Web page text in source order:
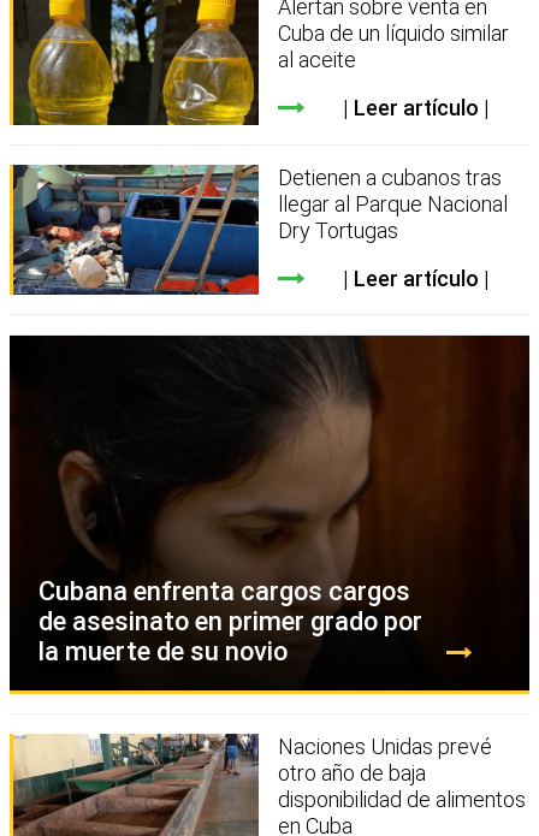
Alertan sobre venta en
Cuba de un líquido similar
al aceite
Leer artículo
Detienen a cubanos tras
llegar al Parque Nacional
Dry Tortugas
Leer artículo
Cubana enfrenta cargos cargos
de asesinato en primer grado por
la muerte de su novio
Naciones Unidas prevé
otro año de baja
disponibilidad de alimentos
en Cuba